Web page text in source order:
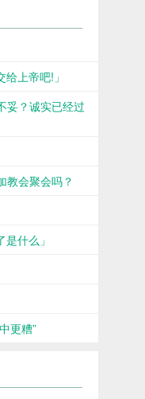
上帝吧!」
妥？诚实已经过
教会聚会吗？
什么」
更糟”